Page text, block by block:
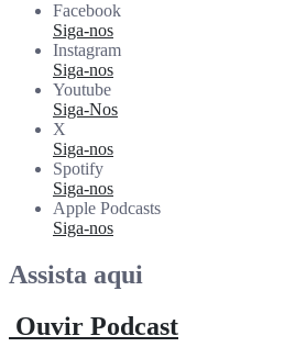
Facebook
Siga-nos
Instagram
Siga-nos
Youtube
Siga-Nos
X
Siga-nos
Spotify
Siga-nos
Apple Podcasts
Siga-nos
Assista aqui
Ouvir Podcast